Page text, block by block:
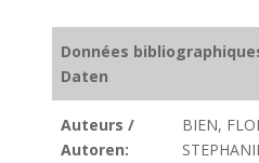
Données
Daten
Auteurs /
Autoren:
BIEN,